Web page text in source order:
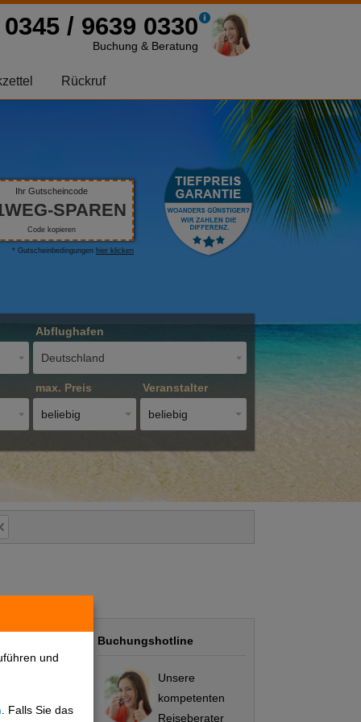
und
. Falls Sie das
0345 / 9639 0330
Buchung & Beratung
Rückruf
Ihr Gutscheincode
SPAREN
Code kopieren
* Gutscheinbedingungen hier klicken
Abflughafen
Deutschland
max. Preis
beliebig
Veranstalter
beliebig
Buchungshotline
Unsere
kompetenten
Reiseberater
Preis/Leistung